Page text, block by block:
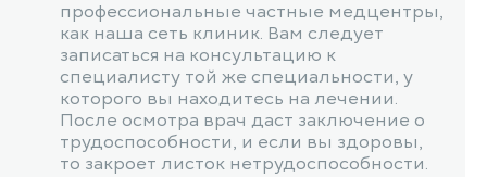
профессиональные частные медцентры,
как наша сеть клиник. Вам следует
записаться на консультацию к
специалисту той же специальности, у
которого вы находитесь на лечении.
После осмотра врач даст заключение о
трудоспособности, и если вы здоровы,
то закроет листок нетрудоспособности.